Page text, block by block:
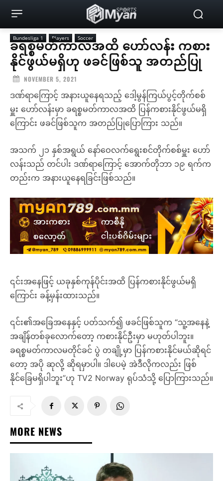
Bundesliga 1 Players Soccer
ခရစ္စမတ်ကာလအထိ ဟော်လန်း ကစား
နိုင်ဖွယ်မရှိဟု ဖခင်ဖြစ်သူ အတည်ပြု
NOVEMBER 5, 2021
ဒဏ်ရာကြောင့် အနားယူနေရသည့် ဒေါ့မွန်ကြယ်ပွင့်တိုက်စစ်
မှူး ဟော်လန်းမှာ ခရစ္စမတ်ကာလအထိ ပြန်ကစားနိုင်ဖွယ်မရှိ
ကြောင်း ဖခင်ဖြစ်သူက အတည်ပြုပြောကြား သည်။
အသက် ၂၁ နှစ်အရွယ် နော်ဝေလက်ရွေးစင်တိုက်စစ်မှူး ဟော်
လန်းသည် တင်ပါး ဒဏ်ရာကြောင့် အောက်တိုဘာ ၁၉ ရက်က
တည်းက အနားယူနေရခြင်းဖြစ်သည်။
၎င်းအနေဖြင့် ယခုနှစ်ကုန်ပိုင်းအထိ ပြန်ကစားနိုင်ဖွယ်မရှိ
ကြောင်း ခန့်မှန်းထားသည်။
၎င်း၏အခြေအနေနှင့် ပတ်သက်၍ ဖခင်ဖြစ်သူက “သူ့အနေနဲ့
အချိန်တစ်ခုလောက်တော့ ကစားနိုင်ဦးမှာ မဟုတ်ပါဘူး။
ခရစ္စမတ်ကာလမတိုင်ခင် ပွဲ တချို့မှာ ပြန်ကစားနိုင်မယ်ဆိုရင်
တော့ အပို ဆုလို့ ဆိုရမှာပါ။ ဒါပေမဲ့ အဲဒီလိုကလည်း ဖြစ်
နိုင်ခြေမရှိပါဘူး”ဟု TV2 Norway ရုပ်သံသို့ ပြောကြားသည်။
MORE NEWS